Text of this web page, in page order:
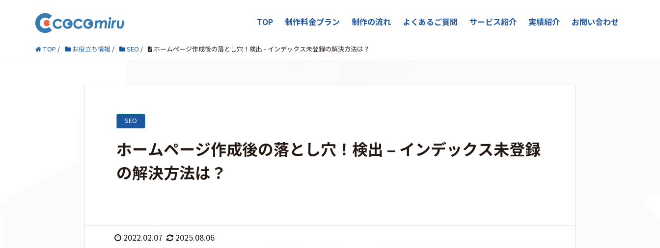
TOP 制作料金プラン 制作の流れ よくあるご質問 サービス紹介 実績紹介 お問い合わせ
TOP / お役立ち情報 / SEO / ホームページ作成後の落とし穴！検出 - インデックス未登録の解決方法は？
SEO
ホームページ作成後の落とし穴！検出 – インデックス未登録
の解決方法は？
2022.02.07 2025.08.06